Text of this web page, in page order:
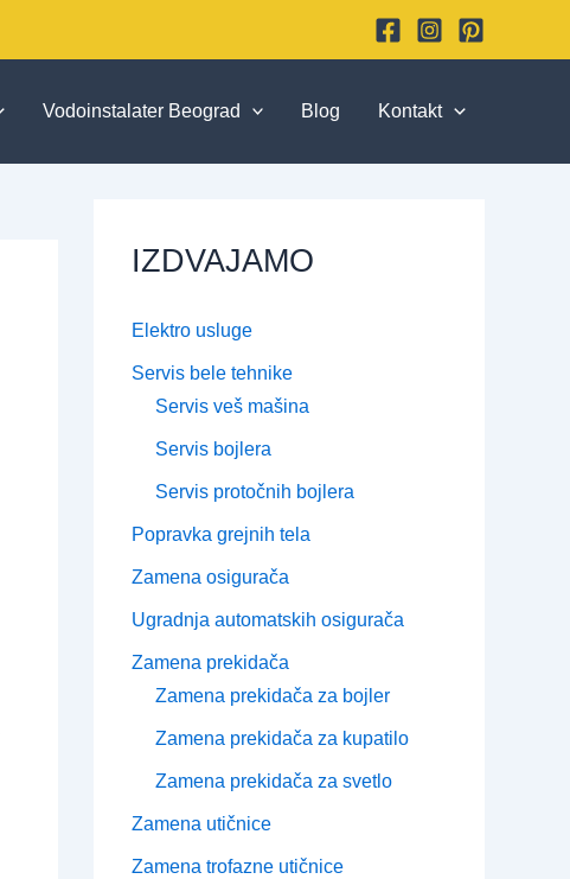
Vodoinstalater Beograd Blog Kontakt
IZDVAJAMO
Elektro usluge
Servis bele tehnike
Servis veš mašina
Servis bojlera
Servis protočnih bojlera
Popravka grejnih tela
Zamena osigurača
Ugradnja automatskih osigurača
Zamena prekidača
Zamena prekidača za bojler
Zamena prekidača za kupatilo
Zamena prekidača za svetlo
Zamena utičnice
Zamena trofazne utičnice